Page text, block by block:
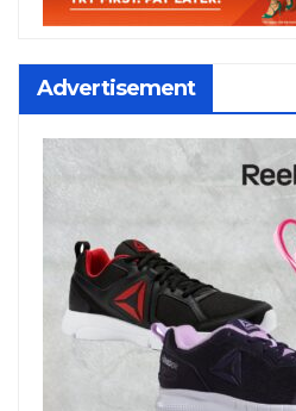
Advertisement